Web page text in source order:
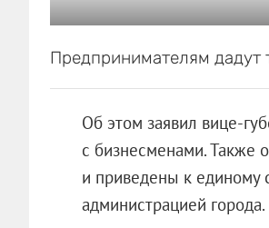
Предпринимателям дадут
Об этом заявил вице-
с бизнесменами. Также
и приведены к единому
администрацией города.